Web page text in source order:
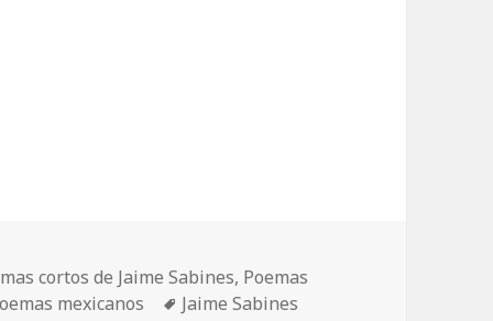
cortos de Jaime Sabines, Poemas
mexicanos Etiquetas
Jaime Sabines